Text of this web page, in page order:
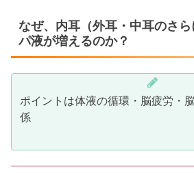
なぜ、内耳（外耳・中耳のさ
パ液が増えるのか？
ポイントは体液の循環・脳疲労・
係